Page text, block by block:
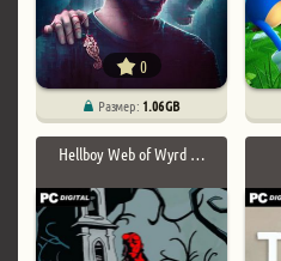
0
Размер: 1.06 GB
Hellboy Web of Wyrd …